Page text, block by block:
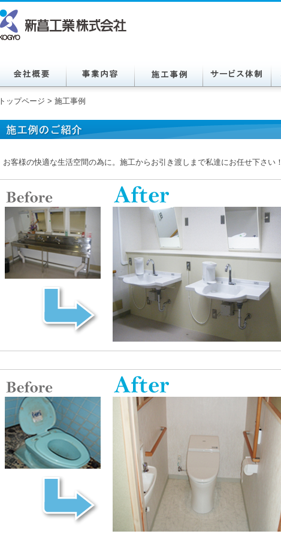
トップページ > 施工事例
お客様の快適な生活空間の為に。施工からお引き渡しまで私達にお任せ下さい！